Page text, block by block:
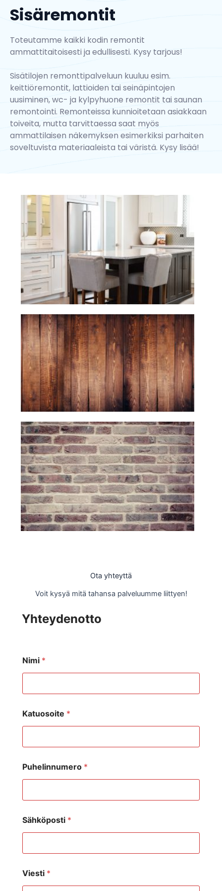
Sisäremontit
Toteutamme kaikki kodin remontit
ammattitaitoisesti ja edullisesti. Kysy tarjous!
Sisätilojen remonttipalveluun kuuluu esim.
keittiöremontit, lattioiden tai seinäpintojen
uusiminen, wc- ja kylpyhuone remontit tai saunan
remontointi. Remonteissa kunnioitetaan asiakkaan
toiveita, mutta tarvittaessa saat myös
ammattilaisen näkemyksen esimerkiksi parhaiten
soveltuvista materiaaleista tai väristä. Kysy lisää!
Ota yhteyttä
Voit kysyä mitä tahansa palveluumme liittyen!
Yhteydenotto
Nimi *
Katuosoite *
Puhelinnumero *
Sähköposti *
Viesti *